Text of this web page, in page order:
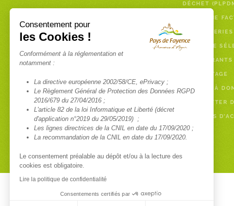
Consentement pour
les Cookies !
Conformément à la réglementation et
notamment :
La directive européenne 2002/58/CE, ePrivacy ;
Le Règlement Général de Protection des Données RGPD
2016/679 du 27/04/2016 ;
L'article 82 de la loi Informatique et Liberté (décret
d'application n°2019 du 29/05/2019) ;
Les lignes directrices de la CNIL en date du 17/09/2020 ;
La recommandation de la CNIL en date du 17/09/2020.
Le consentement préalable au dépôt et/ou à la lecture des
cookies est obligatoire.
Lire la politique de confidentialité
Consentements certifiés par
DÉCHET
PAYER UNE
DÉCHETTERIES
COLLECTE
ENCOMBRANTS
COMPOSTAGE
BROYAGE À
NEWSLETTER
RAPPORTS